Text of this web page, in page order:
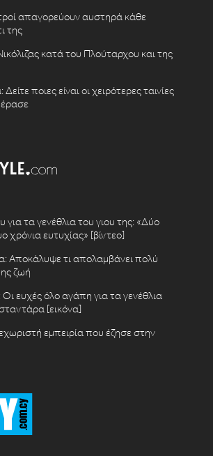
απαγορεύουν αυστηρά κάθε
της
κατά του Πλούταρχου και της
ποιες είναι οι χειρότερες ταινίες
για τα γενέθλια του γιου της: «Δύο
χρόνια ευτυχίας» [βίντεο]
Αποκάλυψε τι απολαμβάνει πολύ
ζωή
ευχές όλο αγάπη για τα γενέθλια
[εικόνα]
εμπειρία που έζησε στην